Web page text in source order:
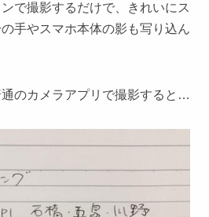
で撮影するだけで、きれいにス
手やスマホ本体の影も写り込ん
のカメラアプリで撮影すると…